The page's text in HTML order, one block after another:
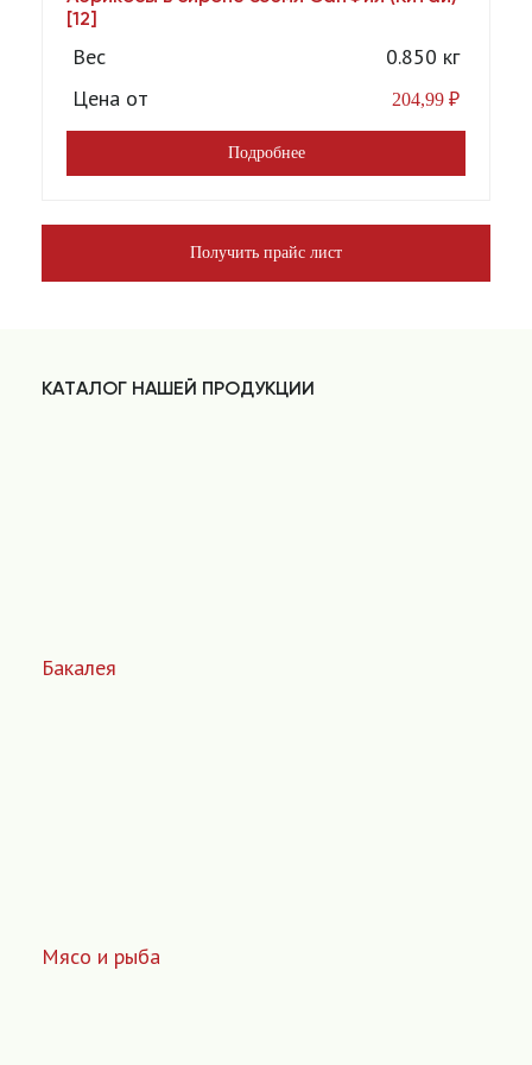
[12]
Вес
0.850 кг
Цена от
204,99 ₽
Подробнее
Получить прайс лист
КАТАЛОГ НАШЕЙ ПРОДУКЦИИ
Бакалея
Мясо и рыба